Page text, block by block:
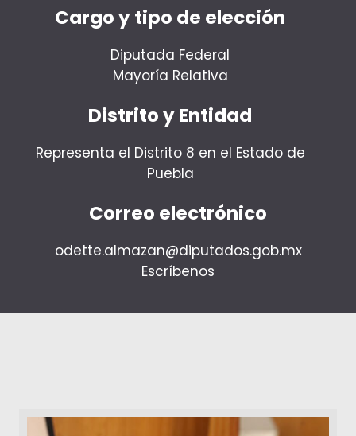
Cargo y tipo de elección
Diputada Federal
Mayoría Relativa
Distrito y Entidad
Representa el Distrito 8 en el Estado de
Puebla
Correo electrónico
odette.almazan@diputados.gob.mx
Escríbenos